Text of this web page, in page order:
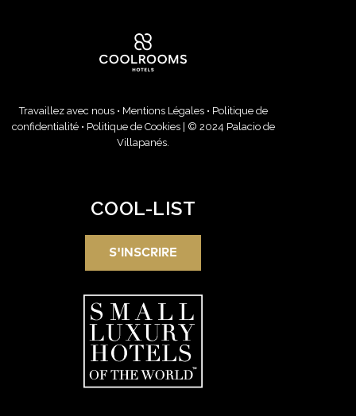
Travaillez avec nous • Mentions Légales • Politique de
confidentialité • Politique de Cookies| © 2024 Palacio de
Villapanés.
COOL-LIST
S'INSCRIRE